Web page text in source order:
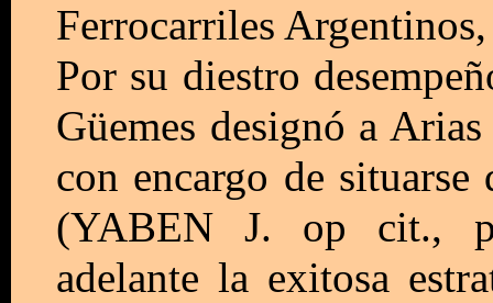
Ferrocarriles
Por su diestro
Güemes designó a
con encargo de
(YABEN J. op cit.,
adelante la exitosa